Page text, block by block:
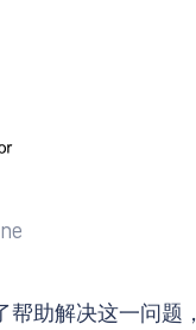
助解决这一问